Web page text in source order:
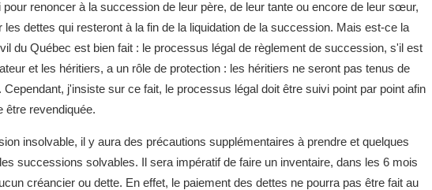
renoncer à la succession de leur père, de leur tante ou encore de leur sœur,
les dettes qui resteront à la fin de la liquidation de la succession. Mais est-ce la
du Québec est bien fait : le processus légal de règlement de succession, s'il est
et les héritiers, a un rôle de protection : les héritiers ne seront pas tenus de
j'insiste sur ce fait, le processus légal doit être suivi point par point afin
être revendiquée.
insolvable, il y aura des précautions supplémentaires à prendre et quelques
successions solvables. Il sera impératif de faire un inventaire, dans les 6 mois
créancier ou dette. En effet, le paiement des dettes ne pourra pas être fait au